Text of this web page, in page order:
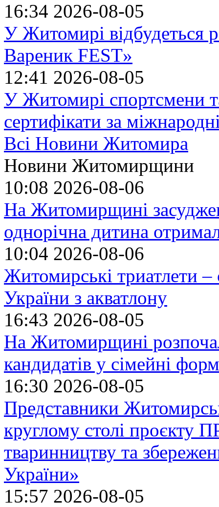
16:34 2026-08-05
У Житомирі відбудеться
Вареник FEST»
12:41 2026-08-05
У Житомирі спортсмени
сертифікати за
Всі Новини Житомира
Новини Житомирщини
10:08 2026-08-06
На Житомирщині
однорічна дитина
10:04 2026-08-06
Житомирські триатлети –
України з акватлону
16:43 2026-08-05
На Житомирщині
кандидатів у сімейні
16:30 2026-08-05
Представники
круглому столі проєкту
тваринництву та
України»
15:57 2026-08-05